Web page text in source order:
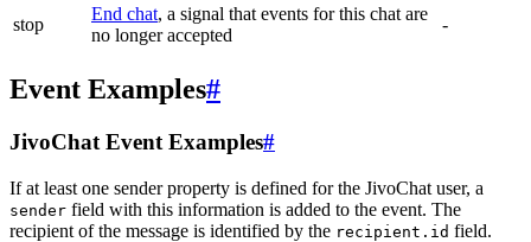
stop
End chat, a signal that events for this chat are
no longer accepted
-
Event Examples#
JivoChat Event Examples#
If at least one sender property is defined for the JivoChat user, a
sender field with this information is added to the event. The
recipient of the message is identified by the recipient.id field.